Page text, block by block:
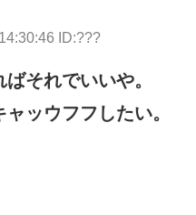
ID:???
それでいいや。
ッウフフしたい。